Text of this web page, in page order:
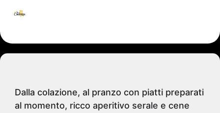
Dalla colazione, al pranzo con piatti preparati
al momento, ricco aperitivo serale e cene